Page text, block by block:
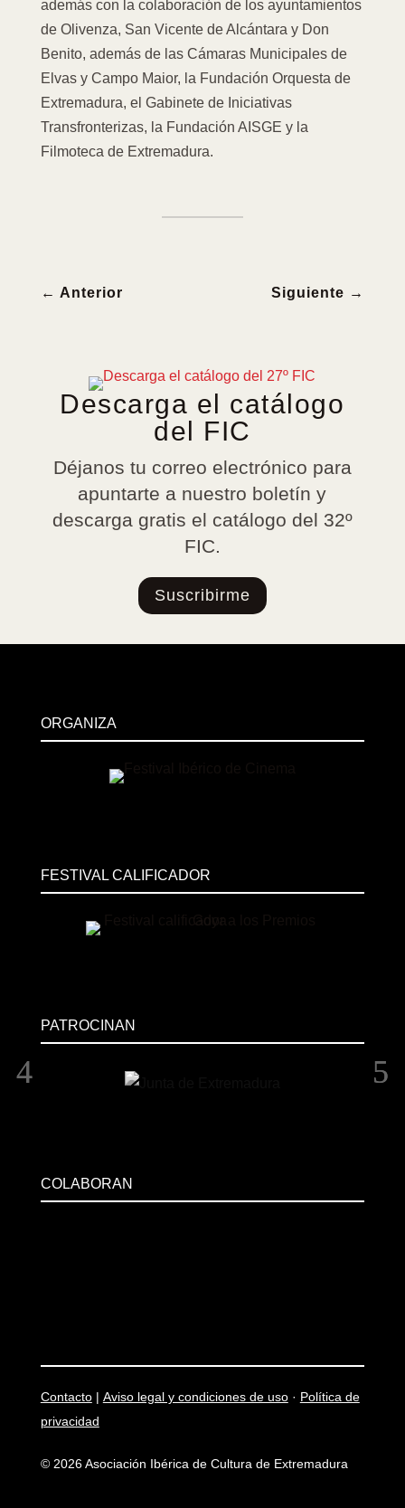
además con la colaboración de los ayuntamientos
de Olivenza, San Vicente de Alcántara y Don
Benito, además de las Cámaras Municipales de
Elvas y Campo Maior, la Fundación Orquesta de
Extremadura, el Gabinete de Iniciativas
Transfronterizas, la Fundación AISGE y la
Filmoteca de Extremadura.
← Anterior Siguiente →
Descarga el catálogo
del FIC
Déjanos tu correo electrónico para
apuntarte a nuestro boletín y
descarga gratis el catálogo del 32º
FIC.
Suscribirme
ORGANIZA
FESTIVAL CALIFICADOR
PATROCINAN
COLABORAN
Contacto| Aviso legal y condiciones de uso· Política de
privacidad
© 2026 Asociación Ibérica de Cultura de Extremadura